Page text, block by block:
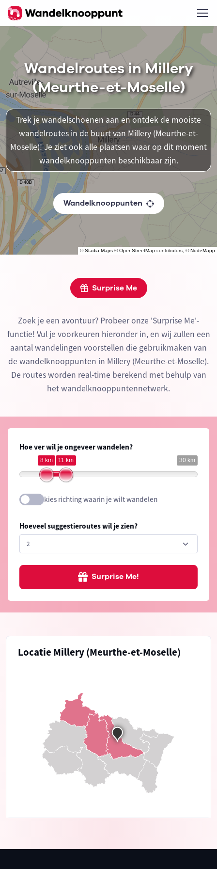
©Stadia Maps ©OpenStreetMap contributors, ©NodeMapp
Wandelroutes in Millery
(Meurthe-et-Moselle)
Trek je wandelschoenen aan en ontdek de mooiste
wandelroutes in de buurt van Millery (Meurthe-et-
Moselle)! Je ziet ook alle plaatsen waar op dit moment
wandelknooppunten beschikbaar zijn.
Wandelknooppunten
Surprise Me
Zoek je een avontuur? Probeer onze 'Surprise Me'-
functie! Vul je voorkeuren hieronder in, en wij zullen een
aantal wandelingen voorstellen die gebruikmaken van
de wandelknooppunten in Millery (Meurthe-et-Moselle).
De routes worden real-time berekend met behulp van
het wandelknooppuntennetwerk.
Hoe ver wil je ongeveer wandelen?
30 km
8 km 11 km
kies richting waarin je wilt wandelen
Hoeveel suggestieroutes wil je zien?
Surprise Me!
Locatie Millery (Meurthe-et-Moselle)